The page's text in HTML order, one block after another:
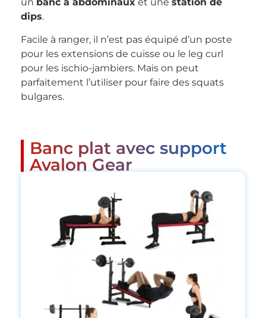
dips.
Facile à ranger, il n’est pas équipé d’un poste
pour les extensions de cuisse ou le leg curl
pour les ischio-jambiers. Mais on peut
parfaitement l’utiliser pour faire des squats
bulgares.
Banc plat avec support
Avalon Gear